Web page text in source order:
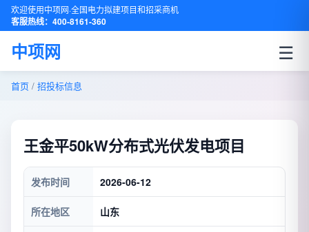
欢迎使用中项网·全国电力拟建项目和招采商机
客服热线：400-8161-360
中项网 ☰
首页 / 招投标信息
王金平50kW分布式光伏发电项目
发布时间 2026-06-12
所在地区 山东